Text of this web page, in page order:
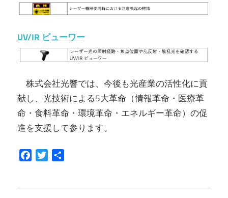
UV/IR ビューワー
株式会社光響では、今後も光産業の活性化に貢
献し、光技術による5大革命（情報革命・医療革
命・食料革命・環境革命・エネルギー革命）の促
進を支援して参ります。
FacebookTwitter